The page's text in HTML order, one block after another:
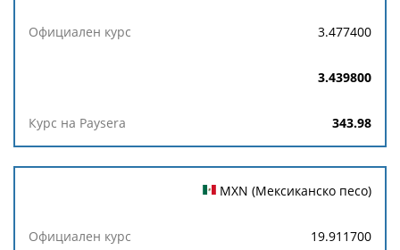
3.477400
3.439800
343.98
MXN (Мексиканско песо)
19.911700